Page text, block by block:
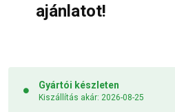
ajánlatot!
Gyártói készleten
Kiszállítás akár: 2026-08-25